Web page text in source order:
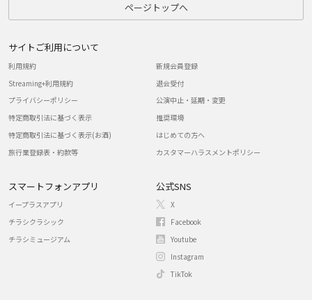
ページトップへ
サイトご利用について
利用規約
Streaming+利用規約
プライバシーポリシー
特定商取引法に基づく表示
特定商取引法に基づく表示(お酒)
旅行業登録表・約款等
新規会員登録
退会受付
公演中止・延期・変更
推奨環境
はじめての方へ
カスタマーハラスメントポリシー
スマートフォンアプリ
イープラスアプリ
チラシクラシック
チラシミュージアム
公式SNS
X
Facebook
Youtube
Instagram
TikTok